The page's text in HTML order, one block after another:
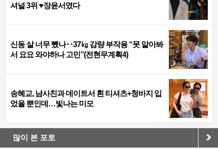
셔널 3위 ♥장윤서였다
신동 살 너무 뺐나‥37㎏ 감량 부작용 “못 알아봐
서 요요 와야하나 고민”(전현무계획4)
송혜교, 남사친과 데이트서 흰 티셔츠+청바지 입
었을 뿐인데…빛나는 미모
많이 본 포토